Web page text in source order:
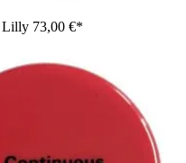
Lilly 73,00 €*